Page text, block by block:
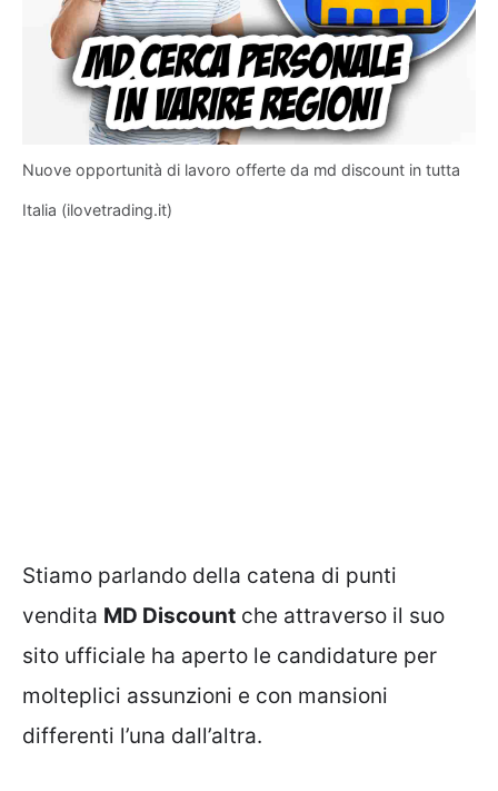
Nuove opportunità di lavoro offerte da md discount in tutta
Italia (ilovetrading.it)
Stiamo parlando della catena di punti
vendita MD Discount che attraverso il suo
sito ufficiale ha aperto le candidature per
molteplici assunzioni e con mansioni
differenti l’una dall’altra.